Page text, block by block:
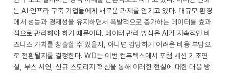
는 AI 인프라 구축 기업들에게 새로운 과제를 안기고 있다. 대규모 환경
에서 성능과 경제성을 유지하면서 폭발적으로 증가하는 데이터를 효과
적으로 관리해야 하기 때문이다. 데이터 관리 방식은 AI가 지속적인 비
즈니스 가치를 창출할 수 있을지, 아니면 감당하기 어려운 비용 부담으
로 전환될지를 결정한다. WD는 이번 컴퓨텍스에서 포럼 세션 기조연
설, 부스 시연, 신규 스토리지 혁신을 통해 이러한 현실에 대한 대응 방